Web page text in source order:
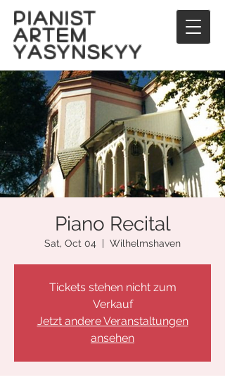
PIANIST
ARTEM
YASYNSKYY
Piano Recital
Sat, Oct 04
  |
Wilhelmshaven
Tickets stehen nicht zum
Verkauf
Jetzt andere Veranstaltungen
ansehen